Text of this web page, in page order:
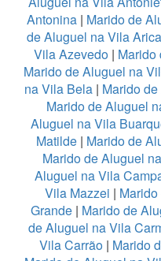
Antonina | Marido de
de Aluguel na Vila
Vila Azevedo| Marido
Marido de Aluguel na
na Vila Bela | Marido
Marido de Aluguel
Aluguel na Vila
Matilde | Marido de
Marido de Aluguel
Aluguel na Vila
Vila Mazzei |
Grande | Marido de
de Aluguel na Vila
Vila Carrão| Marido